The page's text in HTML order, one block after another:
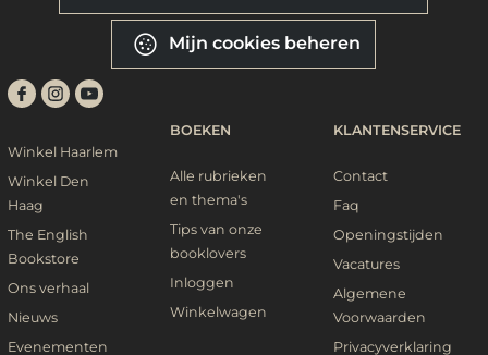
Mijn cookies beheren
Winkel Haarlem
Winkel Den
Haag
The English
Bookstore
Ons verhaal
Nieuws
Evenementen
BOEKEN
Alle rubrieken
en thema's
Tips van onze
booklovers
Inloggen
Winkelwagen
KLANTENSERVICE
Contact
Faq
Openingstijden
Vacatures
Algemene
Voorwaarden
Privacyverklaring